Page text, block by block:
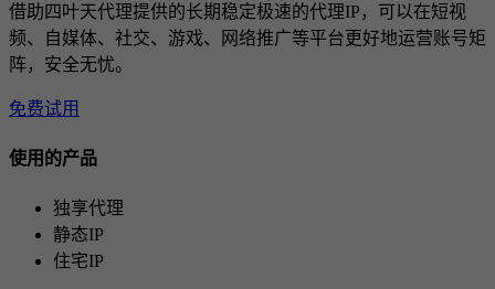
借助四叶天代理提供的长期稳定极速的代理IP，可以在短视
频、自媒体、社交、游戏、网络推广等平台更好地运营账号矩
阵，安全无忧。
免费试用
使用的产品
独享代理
静态IP
住宅IP